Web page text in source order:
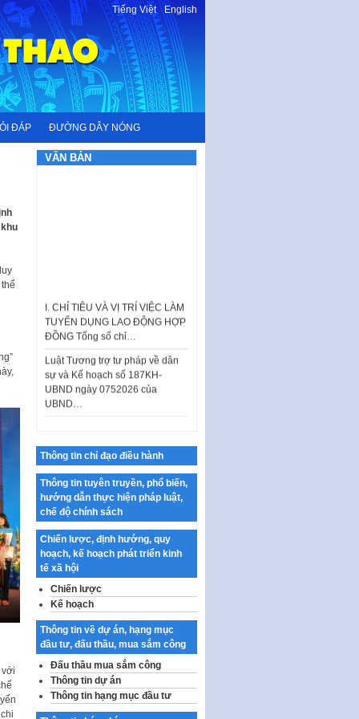
Tiếng Việt-English
ĐÁP ĐƯỜNG DÂY NÓNG
VĂN BẢN
TUYỂN DỤNG LAO ĐỘNG HỢP
ĐỒNG Tổng số chỉ…
sự và Kế hoạch số 187KH-
UBND ngày 0752026 của
UBND…
thành phố Hà Nội
Kế hoạch Tổ chức Cuộc thi
chính luận về bảo vệ nền tảng tư
tưởng của Đảng…
Công bố công khai dự toán kinh
phí xây dựng pháp luật, hoàn
thiện thể chế, chính…
Quy định về nghiên cứu, ứng
dụng khoa học, công nghệ, đổi
mới sáng tạo và chuyển…
Quy định chi tiết và hướng dẫn
thi hành một số điều của Luật Lý
lịch tư…
Sửa đổi, bổ sung một số nội
dung tại Nghị quyết số 30/NQ-
Thông tin chỉ đạo điều hành
Thông tin tuyên truyền, phổ biến,
hướng dẫn thực hiện pháp luật,
chế độ chính sách
Chiến lược, định hướng, quy
hoạch, kế hoạch phát triển kinh
tế xã hội
Chiến lược
Kế hoạch
Thông tin về dự án, hạng mục
đầu tư, đấu thầu, mua sắm công
Đấu thầu mua sắm công
Thông tin dự án
Thông tin hạng mục đầu tư